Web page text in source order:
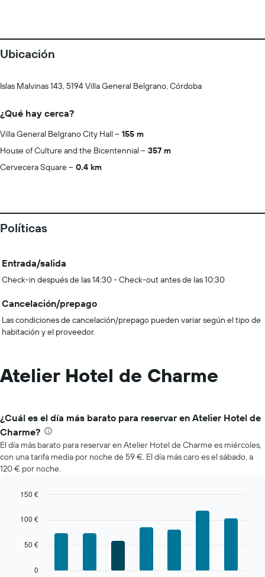
Ubicación
Islas Malvinas 143, 5194 Villa General Belgrano, Córdoba
¿Qué hay cerca?
Villa General Belgrano City Hall
155 m
House of Culture and the Bicentennial
357 m
Cervecera Square
0.4 km
Políticas
Entrada/salida
Check-in después de las 14:30 - Check-out antes de las 10:30
Cancelación/prepago
Las condiciones de cancelación/prepago pueden variar según el tipo de
habitación y el proveedor.
Atelier Hotel de Charme
¿Cuál es el día más barato para reservar en Atelier Hotel de
Charme?
El día más barato para reservar en Atelier Hotel de Charme es miércoles,
con una tarifa media por noche de 59 €. El día más caro es el sábado, a
120 € por noche.
chart
bars.
graphic.
0
50 €
100 €
150 €